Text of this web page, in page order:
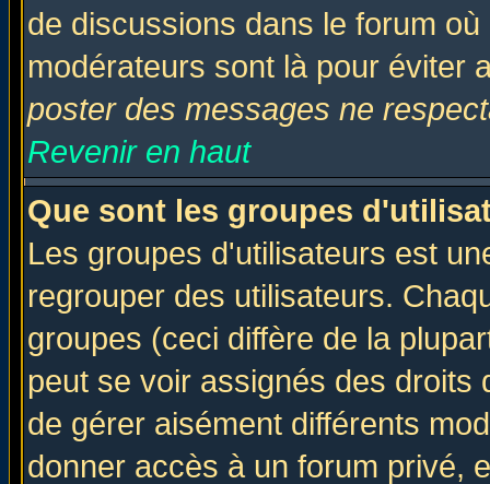
de discussions dans le forum
modérateurs sont là pour éviter
poster des messages ne
Revenir en haut
Que sont les groupes
Les groupes d'utilisateurs est
regrouper des utilisateurs.
groupes (ceci diffère de la
peut se voir assignés des
de gérer aisément différents
donner accès à un forum privé,